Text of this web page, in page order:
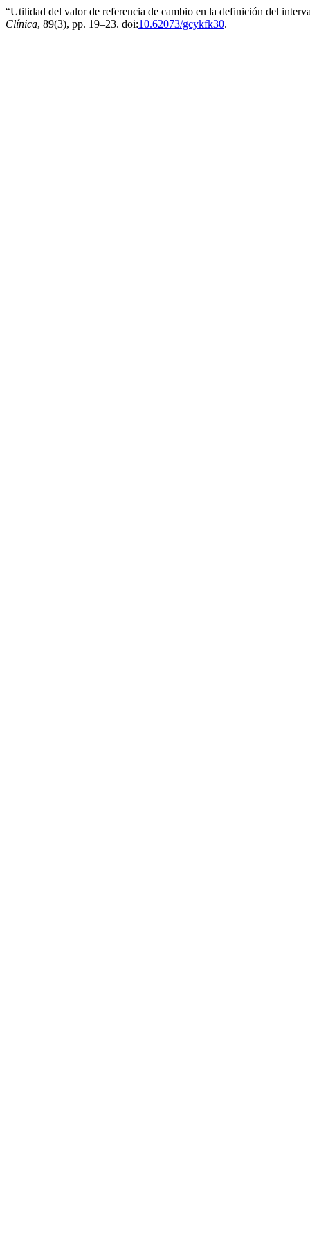
“Utilidad del valor de referencia de cambio en la definición del
Clínica, 89(3), pp. 19–23. doi:10.62073/gcykfk30.